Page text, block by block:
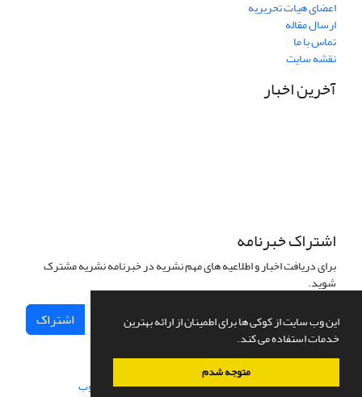
این وب سایت از کوکی ها برای اطمینان از ارائه بهترین
خدمات استفاده می کند.
متوجه شدم
اعضای هیات تحریریه
ارسال مقاله
تماس با ما
نقشه سایت
آخرین اخبار
اشتراک خبرنامه
برای دریافت اخبار و اطلاعیه های مهم نشریه در خبرنامه نشریه مشترک
شوید.
اشتراک
سامانه مدیریت نشریات علمی.طراحی و پیاده سازی از سیناوب